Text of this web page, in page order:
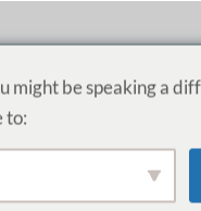
SERVICES
nous
might be speaking a
to: